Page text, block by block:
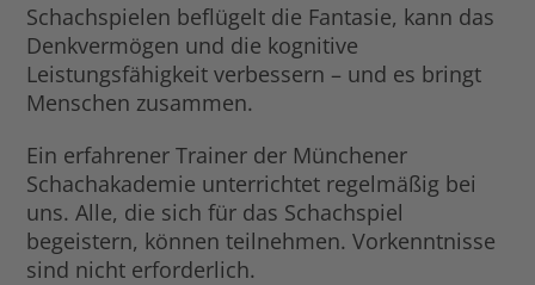
Schachspielen beflügelt die Fantasie, kann das
Denkvermögen und die kognitive
Leistungsfähigkeit verbessern – und es bringt
Menschen zusammen.
Ein erfahrener Trainer der Münchener
Schachakademie unterrichtet regelmäßig bei
uns. Alle, die sich für das Schachspiel
begeistern, können teilnehmen. Vorkenntnisse
sind nicht erforderlich.